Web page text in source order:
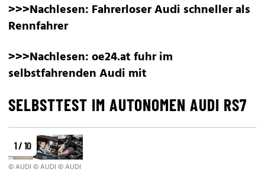
>>>Nachlesen: Fahrerloser Audi schneller als
Rennfahrer
>>>Nachlesen:oe24.at fuhr im
selbstfahrenden Audi mit
SELBSTTEST IM AUTONOMEN AUDI RS7
1 / 10
© AUDI © AUDI © AUDI